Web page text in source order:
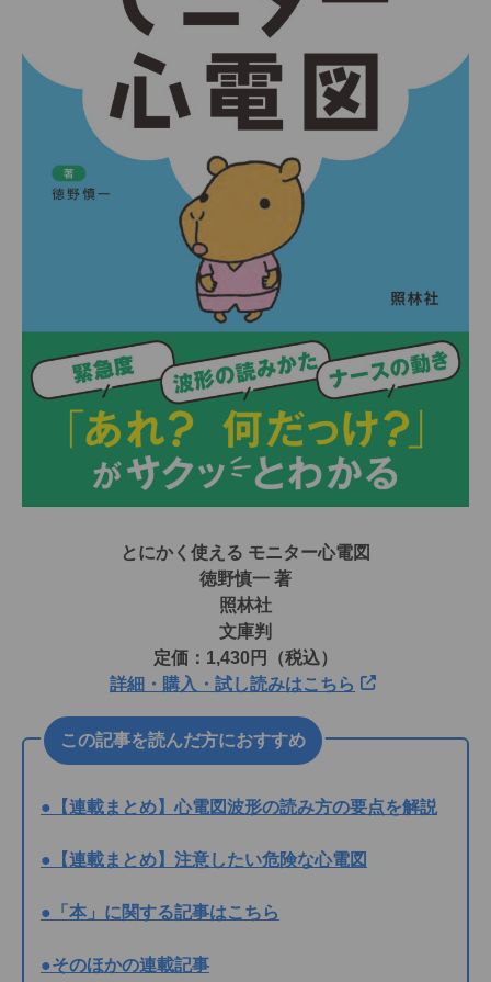
とにかく使える モニター心電図
徳野慎一 著
照林社
文庫判
定価：1,430円（税込）
詳細・購入・試し読みはこちら
この記事を読んだ方におすすめ
●【連載まとめ】心電図波形の読み方の要点を解説
●【連載まとめ】注意したい危険な心電図
●「本」に関する記事はこちら
●そのほかの連載記事